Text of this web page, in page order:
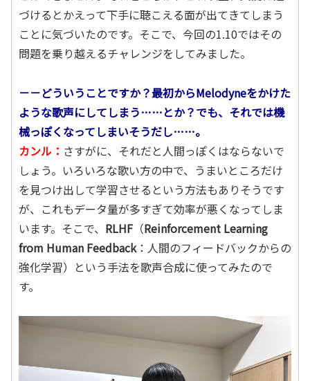
づけるとかえって下手に聴こえる面が出てきてしまう
ことに気づいたのです。そこで、今回の1.10ではその
問題を乗り越えるチャレンジをしてみました。
－－どういうことですか？最初からMelodyneをかけた
ような歌声にしてしまう……とか？でも、それでは機
械っぽくなってしまいそうだし……。
カンル： さすがに、それだと人間っぽくはならないで
しょう。いろいろな歌い方の中で、うまいところだけ
を見つけ出して学習させるという方法もありそうです
が、これもデータ量が多すぎて効率が悪くなってしま
います。そこで、 RLHF （Reinforcement Learning
from Human Feedback：人間のフィードバックからの
強化学習）という手法を歌声合成に使ってみたので
す。